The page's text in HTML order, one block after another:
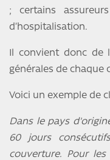
; certains
d’hospitalisation.
Il convient donc de
générales de chaque
Voici un exemple de
Dans le pays
60 jours
couverture. Pour les